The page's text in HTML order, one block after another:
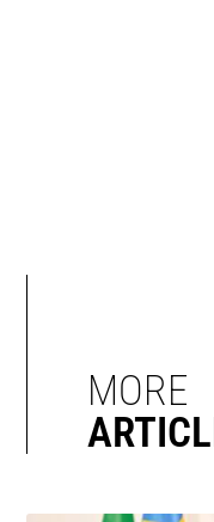
MORE